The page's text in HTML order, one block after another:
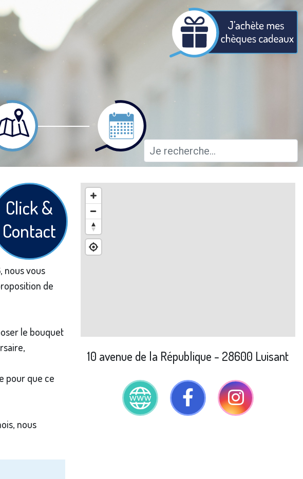
Click &
Contact
nous vous
de
le bouquet
pour que ce
nous
10 avenue de la République - 28600 Luisant